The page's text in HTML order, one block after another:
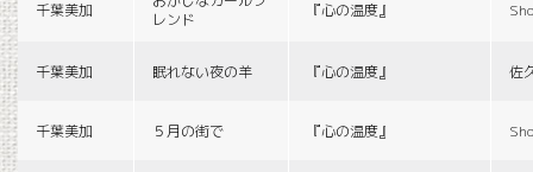
千葉美加
レンド
『心の温度』
千葉美加 眠れない夜の羊 『心の温度』 佐
千葉美加 ５月の街で 『心の温度』